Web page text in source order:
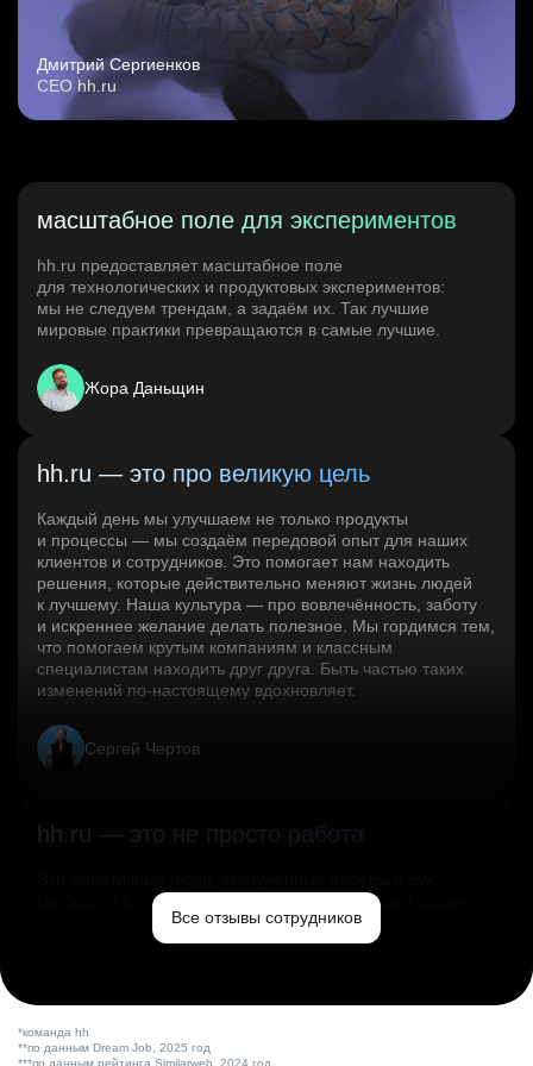
Дмитрий Сергиенков
CEO hh.ru
масштабное поле для экспериментов
hh.ru предоставляет масштабное поле
для технологических и продуктовых экспериментов:
мы не следуем трендам, а задаём их. Так лучшие
мировые практики превращаются в самые лучшие.
Жора Даньщин
hh.ru — это про великую цель
Каждый день мы улучшаем не только продукты
и процессы — мы создаём передовой опыт для наших
клиентов и сотрудников. Это помогает нам находить
решения, которые действительно меняют жизнь людей
к лучшему. Наша культура — про вовлечённость, заботу
и искреннее желание делать полезное. Мы гордимся тем,
что помогаем крутым компаниям и классным
специалистам находить друг друга. Быть частью таких
изменений по‑настоящему вдохновляет.
Сергей Чертов
hh.ru — это не просто работа
свободы. Мы помогаем миру и создаём лучший сервис
по поиску работы в стране.Все отзывы сотрудников
*команда hh
**по данным Dream Job, 2025 год
***по данным рейтинга Similarweb, 2024 год